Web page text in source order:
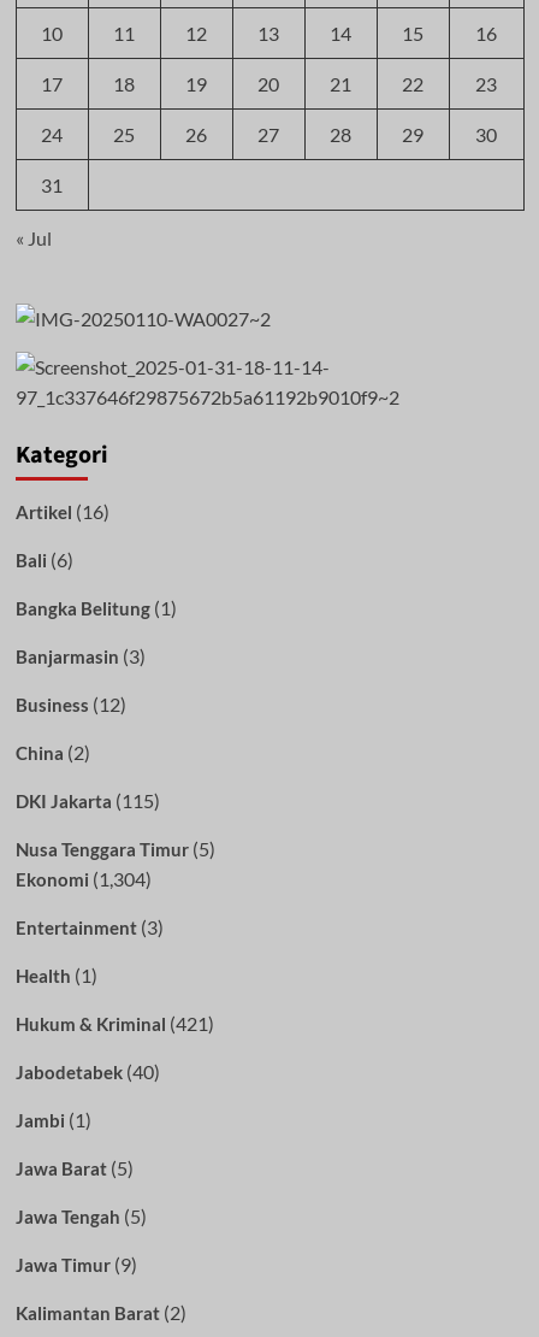
10 11 12 13 14 15 16
17 18 19 20 21 22 23
24 25 26 27 28 29 30
31
« Jul
Kategori
Artikel (16)
Bali (6)
Bangka Belitung(1)
Banjarmasin (3)
Business (12)
China (2)
DKI Jakarta (115)
Nusa Tenggara Timur(5)
Ekonomi (1,304)
Entertainment(3)
Health (1)
Hukum & Kriminal (421)
Jabodetabek(40)
Jambi (1)
Jawa Barat(5)
Jawa Tengah (5)
Jawa Timur(9)
Kalimantan Barat(2)